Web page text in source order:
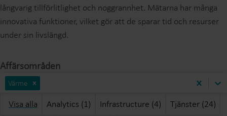
långvarig tillförlitlighet och noggrannhet. Mätarna har många
innovativa funktioner, vilket gör att de sparar tid och resurser
under sin livslängd.
Affärsområden
Värme
Visa alla Analytics (1) Infrastructure (4) Tjänster (24)